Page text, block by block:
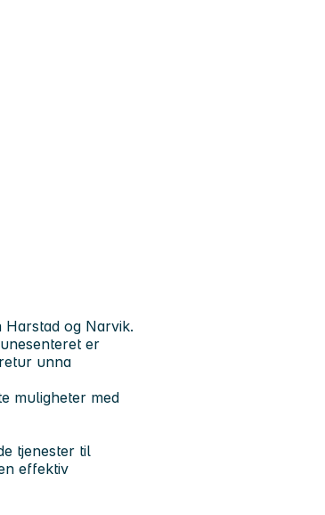
og Narvik.
er
unna
muligheter med
tjenester til
effektiv